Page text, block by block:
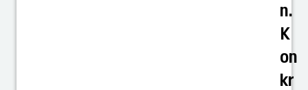
n.
K
on
kr